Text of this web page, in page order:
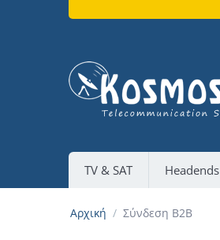
TV & SAT Headends
Αρχική / Σύνδεση B2B